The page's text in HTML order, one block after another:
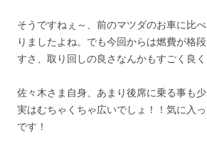
そうですねぇ～、前のマツダのお車に比
りましたよね。でも今回からは燃費が格
すさ、取り回しの良さなんかもすごく良く
佐々木さま自身、あまり後席に乗る事も少
実はむちゃくちゃ広いでしょ！！気に入
です！